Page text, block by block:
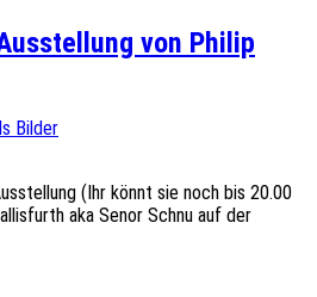
von Philip
Bilder
(Ihr könnt sie noch bis 20.00
aka Senor Schnu auf der